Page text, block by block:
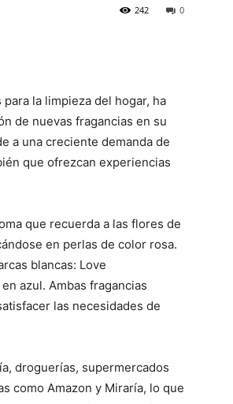
0
242
la limpieza del hogar, ha
de nuevas fragancias en su
a una creciente demanda de
que ofrezcan experiencias
que recuerda a las flores de
en perlas de color rosa.
blancas: Love
azul. Ambas fragancias
las necesidades de
droguerías, supermercados
como Amazon y Miraría, lo que